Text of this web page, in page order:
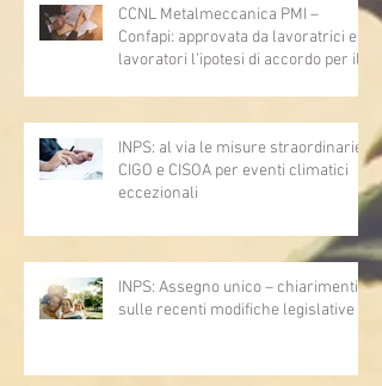
CCNL Metalmeccanica PMI –
Confapi: approvata da lavoratrici e
lavoratori l’ipotesi di accordo per il
INPS: al via le misure straordinarie
CIGO e CISOA per eventi climatici
eccezionali
INPS: Assegno unico – chiarimenti
sulle recenti modifiche legislative